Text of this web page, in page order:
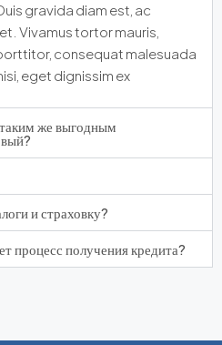
gravida diam est, ac
Vivamus tortor mauris,
consequat malesuada
eget dignissim ex
же выгодным
и страховку?
процесс получения кредита?